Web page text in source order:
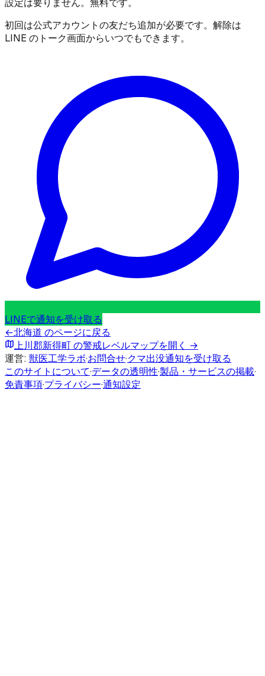
初回は公式アカウントの友だち追加が必要です。解除は
LINE のトーク画面からいつでもできます。
LINEで通知を受け取る
←北海道 のページに戻る
上川郡新得町の警戒レベルマップを開く →
運営: 獣医工学ラボ·お問合せ·クマ出没通知を受け取る
このサイトについて·データの透明性·製品・サービスの掲載·
免責事項·プライバシー·通知設定